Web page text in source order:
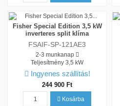
Fisher Special Edition 3,5 kW
inverteres split klíma
FSAIF-SP-121AE3
2-3 munkanap
Teljesítmény3,5 kW
Ingyenes szállítás!
244 900 Ft
Kosárba